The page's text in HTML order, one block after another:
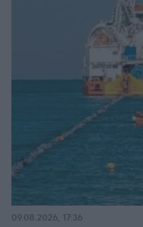
09.08.2026, 17:36